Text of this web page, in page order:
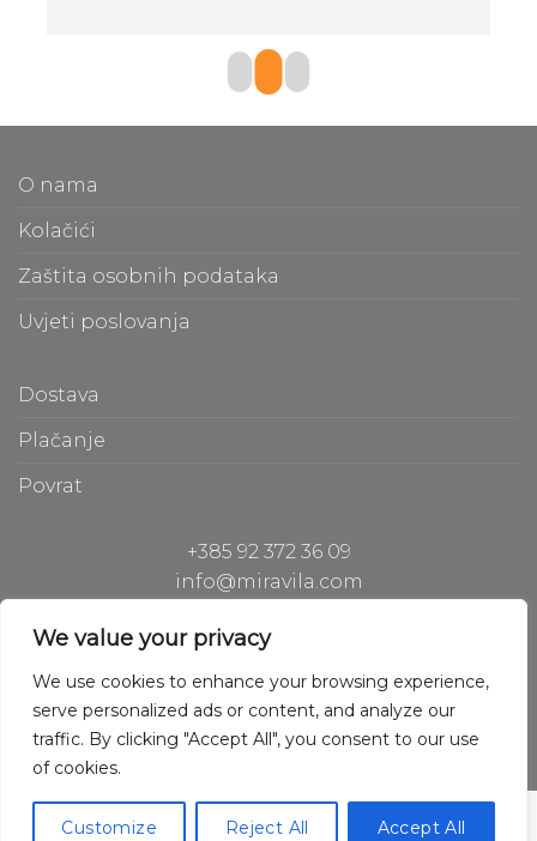
We value your privacy
We use cookies to enhance your browsing experience,
serve personalized ads or content, and analyze our
traffic. By clicking "Accept All", you consent to our use
of cookies.
Customize Reject All Accept All
O nama
Kolačići
Zaštita osobnih podataka
Uvjeti poslovanja
Dostava
Plačanje
Povrat
+385 92 372 36 09
info@miravila.com
Hladilniška pot 42, 1000 Ljubljana, Slovenia